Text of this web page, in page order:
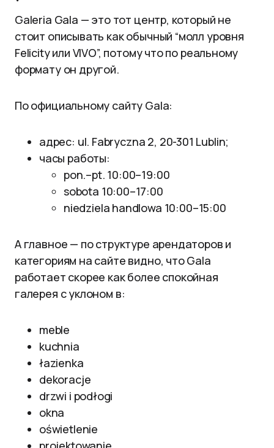
Galeria Gala — это тот центр, который не
стоит описывать как обычный “молл уровня
Felicity или VIVO”, потому что по реальному
формату он другой.
По официальному сайту Gala:
адрес: ul. Fabryczna 2, 20-301 Lublin;
часы работы:
pon.–pt. 10:00–19:00
sobota 10:00–17:00
niedziela handlowa 10:00–15:00
А главное — по структуре арендаторов и
категориям на сайте видно, что Gala
работает скорее как более спокойная
галерея с уклоном в:
meble
kuchnia
łazienka
dekoracje
drzwi i podłogi
okna
oświetlenie